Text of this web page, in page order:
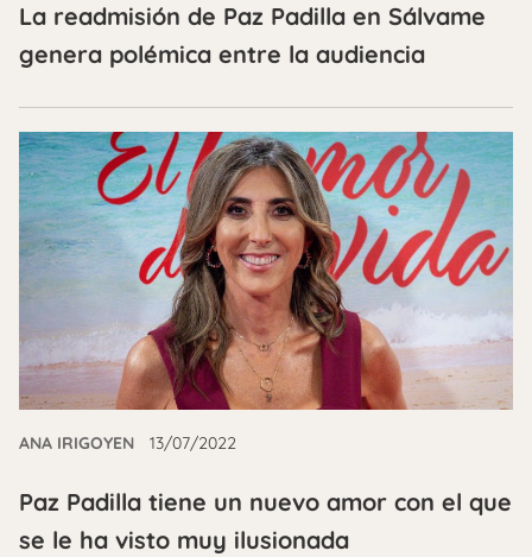
La readmisión de Paz Padilla en Sálvame
genera polémica entre la audiencia
ANA IRIGOYEN 13/07/2022
Paz Padilla tiene un nuevo amor con el que
se le ha visto muy ilusionada